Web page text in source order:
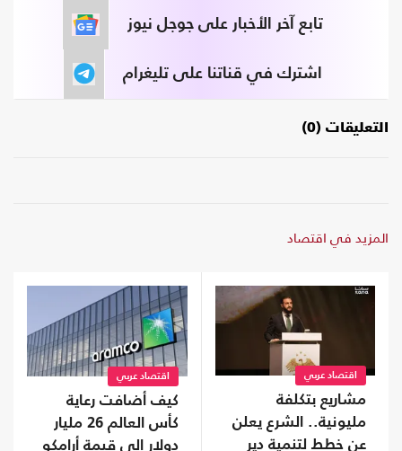
تابع آخر الأخبار على جوجل نيوز
اشترك في قناتنا على تليغرام
التعليقات (0)
المزيد في اقتصاد
اقتصاد عربي
مشاريع بتكلفة
مليونية.. الشرع يعلن
عن خطط لتنمية دير
اقتصاد عربي
كيف أضافت رعاية
كأس العالم 26 مليار
دولار إلى قيمة أرامكو